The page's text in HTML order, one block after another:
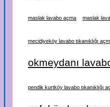
maslak lavabo açma maslak
mecidiyeköy lavabo tıkanıklığı
okmeydanı
pendik kurtköy lavabo tıkanıklığı